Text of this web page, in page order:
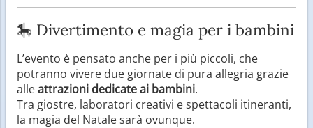
🎠 Divertimento e magia per i bambini
L’evento è pensato anche per i più piccoli, che
potranno vivere due giornate di pura allegria grazie
alleattrazioni dedicate ai bambini.
Tra giostre, laboratori creativi e spettacoli itineranti,
la magia del Natale sarà ovunque.